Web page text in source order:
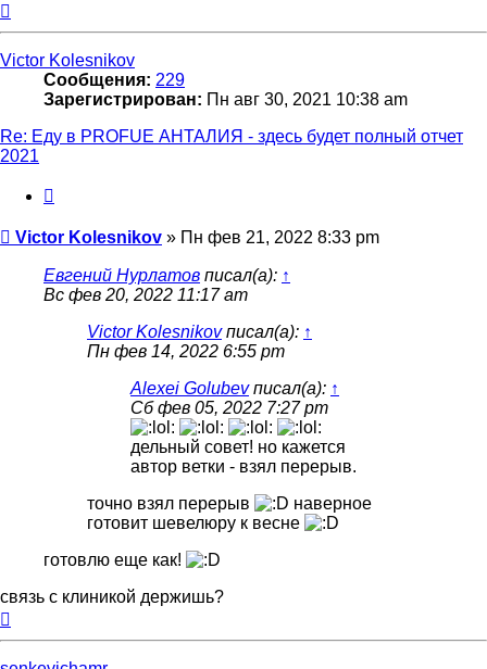
Victor Kolesnikov
Сообщения: 229
Зарегистрирован: Пн авг 30, 2021 10:38 am
Re: Еду в PROFUE АНТАЛИЯ - здесь будет полный отчет
2021
Сообщение
Victor Kolesnikov » Пн фев 21, 2022 8:33 pm
Евгений Нурлатов писал(а): ↑
Вс фев 20, 2022 11:17 am
Victor Kolesnikovписал(а): ↑
Пн фев 14, 2022 6:55 pm
Alexei Golubevписал(а): ↑
Сб фев 05, 2022 7:27 pm
дельный совет! но кажется
автор ветки - взял перерыв.
точно взял перерыв
наверное
готовит шевелюру к весне
готовлю еще как!
связь с клиникой держишь?